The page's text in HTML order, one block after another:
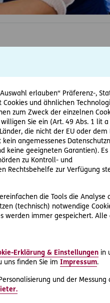
erlauben“ Präferenz-,
und ähnlichen
zum Zweck der einzelnen
Sie ein (Art. 49 Abs. 1 lit a
die nicht der EU oder dem
angemessenes
keine geeigneten Garantien).
zu Kontroll- und
Rechtsbehelfe zur Verfügung
die Tools die Analyse
(technisch) notwendige
werden immer gespeichert. Alle
Erklärung & Einstellungen in
uns finden Sie im Impressum.
und der Messung
werden. Sie freut sich
sie ihre männlichen
Frau keine Chance in der
das D.A.S. RechtsService.
Anwalt und Gericht mit der
an die Arbeitskollegen
rechtliche Schritte in die
sie das Schreiben sehr
Firmen-Rechtsschutz
Angehörige ab. Sibel
Rechtsschutz ihrer
abgesichert sind, ist
Kollegen geholfen.